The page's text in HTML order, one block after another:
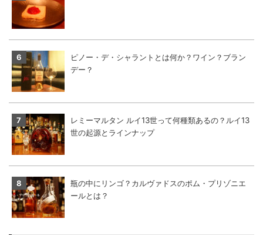
ピノー・デ・シャラントとは何か？ワイン？ブラン
デー？
レミーマルタン ルイ13世って何種類あるの？ルイ13
世の起源とラインナップ
瓶の中にリンゴ？カルヴァドスのポム・プリゾニエ
ールとは？